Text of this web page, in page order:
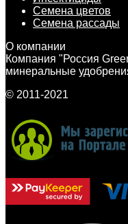
Семена цветов
Семена рассады
О компании
Компания "Россия
минеральные
© 2011-2021